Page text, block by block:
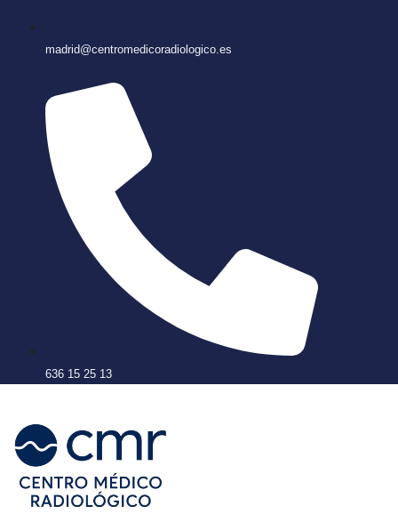
madrid@centromedicoradiologico.es
636 15 25 13